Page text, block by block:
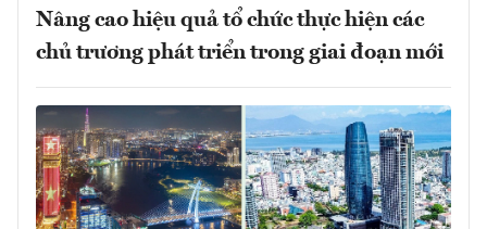
Nâng cao hiệu quả tổ chức thực hiện các
chủ trương phát triển trong giai đoạn mới